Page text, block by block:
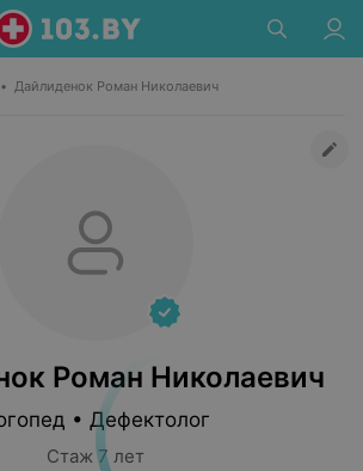
• Дайлиденок Роман Николаевич
Роман Николаевич
• Дефектолог
Стаж 7 лет